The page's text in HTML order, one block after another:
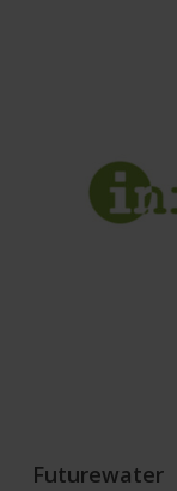
Futurewater